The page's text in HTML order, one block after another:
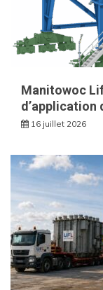
Manitowoc
d’application
16 juillet 2026